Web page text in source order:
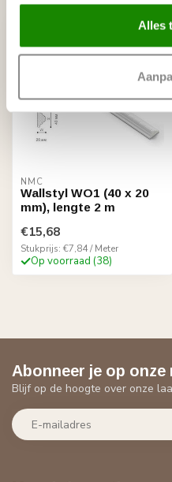
Alles
NMC
Wallstyl WO1 (40 x 20
mm), lengte 2 m
€15,68
Stukprijs: €7,84 / Meter
Op voorraad (38)
Abonneer je op onze
Blijf op de hoogte over onze